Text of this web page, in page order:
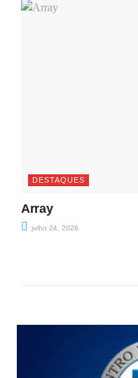
DESTAQUES
Array
julho 24, 2026